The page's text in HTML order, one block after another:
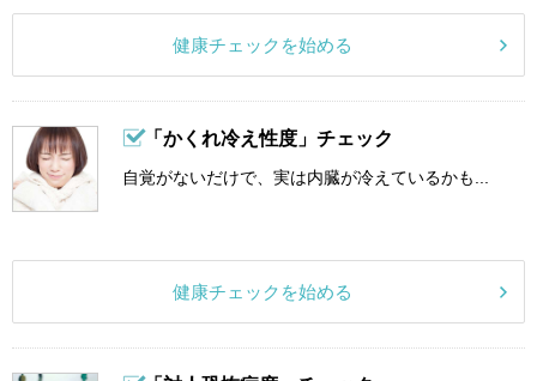
健康チェックを始める
「かくれ冷え性度」チェック
自覚がないだけで、実は内臓が冷えているかも...
健康チェックを始める